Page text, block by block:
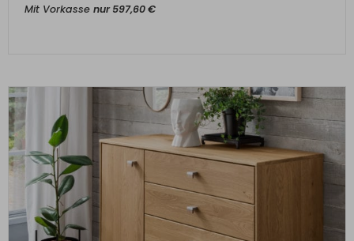
Mit Vorkasse nur597,60€